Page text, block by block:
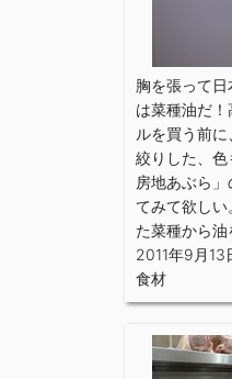
胸を張って
は菜種油だ
ルを買う前
絞りした、
房地あぶら
てみて欲し
た菜種から油
2011年9月13
食材